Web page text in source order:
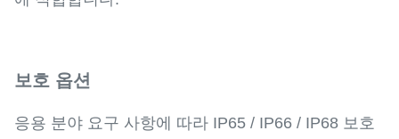
보호 옵션
응용 분야 요구 사항에 따라 IP65 / IP66 / IP68 보호